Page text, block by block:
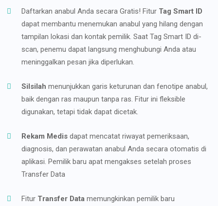
Daftarkan anabul Anda secara Gratis! Fitur Tag Smart ID
dapat membantu menemukan anabul yang hilang dengan
tampilan lokasi dan kontak pemilik. Saat Tag Smart ID di-
scan, penemu dapat langsung menghubungi Anda atau
meninggalkan pesan jika diperlukan.
Silsilah menunjukkan garis keturunan dan fenotipe anabul,
baik dengan ras maupun tanpa ras. Fitur ini fleksible
digunakan, tetapi tidak dapat dicetak.
Rekam Medis dapat mencatat riwayat pemeriksaan,
diagnosis, dan perawatan anabul Anda secara otomatis di
aplikasi. Pemilik baru apat mengakses setelah proses
Transfer Data
Fitur Transfer Data memungkinkan pemilik baru